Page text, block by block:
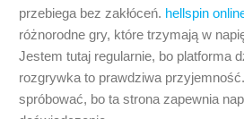
przebiega bez zakłóceń. hellspin
różnorodne gry, które trzymają w
Jestem tutaj regularnie, bo platforma
rozgrywka to prawdziwa
spróbować, bo ta strona zapewnia